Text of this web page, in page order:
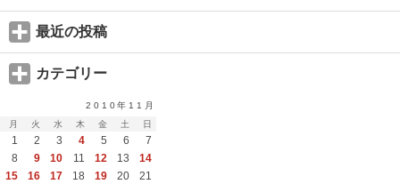
最近の投稿
カテゴリー
2010年11月
月
火 水 木 金 土 日
1 2 3 4 5 6
7
8
9 10 11 12 13
14
15
16 17 18 19 20
21